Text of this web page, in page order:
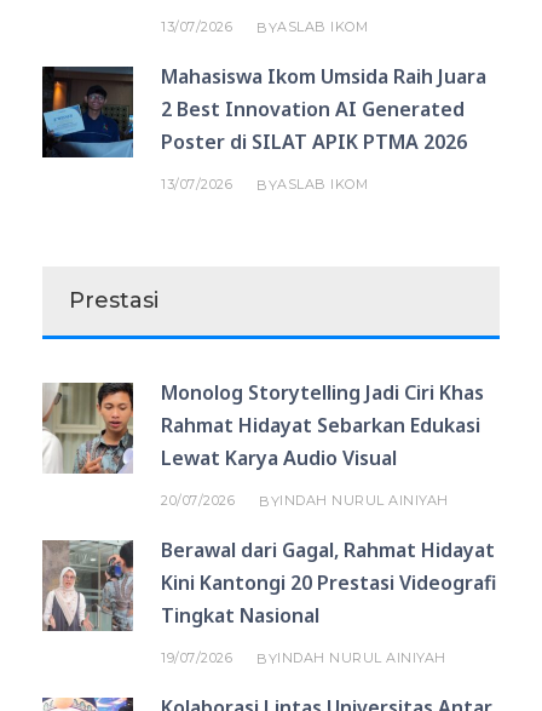
13/07/2026 BYASLAB IKOM
Mahasiswa Ikom Umsida Raih Juara
2 Best Innovation AI Generated
Poster di SILAT APIK PTMA 2026
13/07/2026 BYASLAB IKOM
Prestasi
Monolog Storytelling Jadi Ciri Khas
Rahmat Hidayat Sebarkan Edukasi
Lewat Karya Audio Visual
20/07/2026 BYINDAH NURUL AINIYAH
Berawal dari Gagal, Rahmat Hidayat
Kini Kantongi 20 Prestasi Videografi
Tingkat Nasional
19/07/2026 BYINDAH NURUL AINIYAH